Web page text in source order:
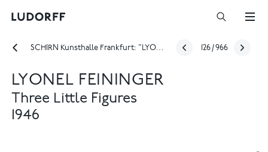
SCHIRN Kunsthalle Frankfurt: "LYONEL FEININGER. RETROSPEKTIVE" 126 /966
LYONEL FEININGER
Three Little Figures
1946